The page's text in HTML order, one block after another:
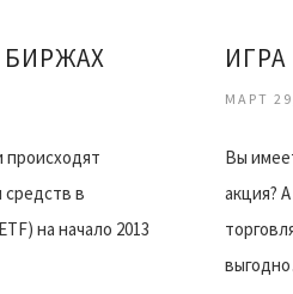
БИРЖАХ
происходят
в
на начало 2013
МАРТ
Вы
акция?